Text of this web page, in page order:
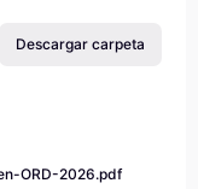
Descargar carpeta
ORD-2026.pdf